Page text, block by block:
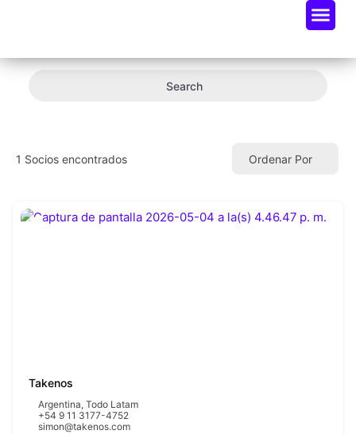
Search
1 Socios encontrados Ordenar Por
Takenos
Argentina, Todo Latam
+54 9 11 3177-4752
simon@takenos.com